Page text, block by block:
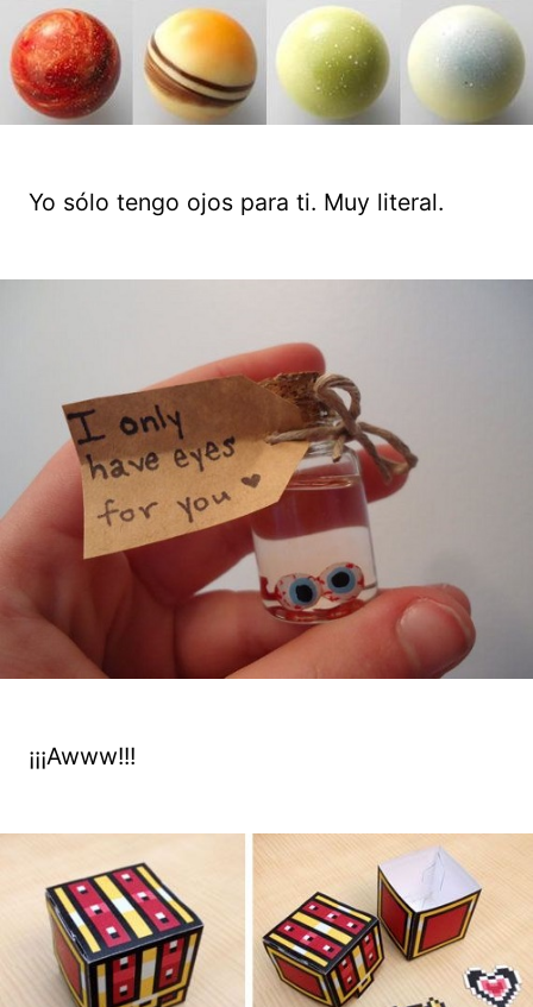
Yo sólo tengo ojos para ti. Muy literal.
¡¡¡Awww!!!